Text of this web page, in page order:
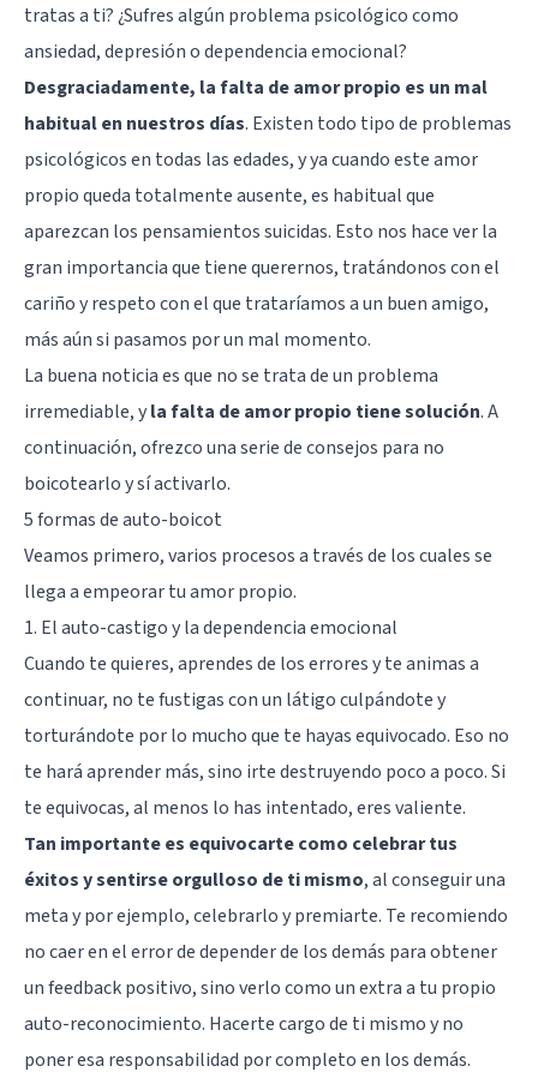
tratas a ti? ¿Sufres algún problema psicológico como
ansiedad, depresión o dependencia emocional?
Desgraciadamente, la falta de amor propio es un mal
habitual en nuestros días. Existen todo tipo de problemas
psicológicos en todas las edades, y ya cuando este amor
propio queda totalmente ausente, es habitual que
aparezcan los pensamientos suicidas. Esto nos hace ver la
gran importancia que tiene querernos, tratándonos con el
cariño y respeto con el que trataríamos a un buen amigo,
más aún si pasamos por un mal momento.
La buena noticia es que no se trata de un problema
irremediable, yla falta de amor propio tiene solución. A
continuación, ofrezco una serie de consejos para no
boicotearlo y sí activarlo.
5 formas de auto-boicot
Veamos primero, varios procesos a través de los cuales se
llega a empeorar tu amor propio.
1. El auto-castigo y la dependencia emocional
Cuando te quieres, aprendes de los errores y te animas a
continuar, no te fustigas con un látigo culpándote y
torturándote por lo mucho que te hayas equivocado. Eso no
te hará aprender más, sino irte destruyendo poco a poco. Si
te equivocas, al menos lo has intentado, eres valiente.
Tan importante es equivocarte como celebrar tus
éxitos y sentirse orgulloso de ti mismo, al conseguir una
meta y por ejemplo, celebrarlo y premiarte. Te recomiendo
no caer en el error de depender de los demás para obtener
un feedback positivo, sino verlo como un extra a tu propio
auto-reconocimiento. Hacerte cargo de ti mismo y no
poner esa responsabilidad por completo en los demás.